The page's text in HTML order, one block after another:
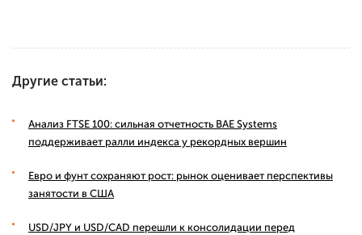
Другие статьи:
Анализ FTSE 100: сильная отчетность BAE Systems
поддерживает ралли индекса у рекордных вершин
Евро и фунт сохраняют рост: рынок оценивает перспективы
занятости в США
USD/JPY и USD/CAD перешли к консолидации перед